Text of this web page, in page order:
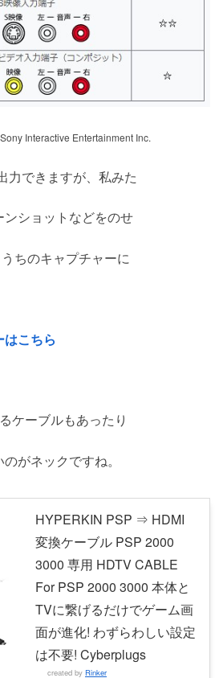
Interactive Entertainment Inc.
力できますが、私みた
ショットなどをのせ
ちのキャプチャーに
こちら
ケーブルもあったり
がネックですね。
HYPERKIN PSP ⇒ HDMI
変換ケーブル PSP 2000
3000 専用 HDTV CABLE
For PSP 2000 3000 本体と
TVに繋げるだけでゲーム画
面が進化! わずらわしい設定
は不要! Cyberplugs
created by Rinker